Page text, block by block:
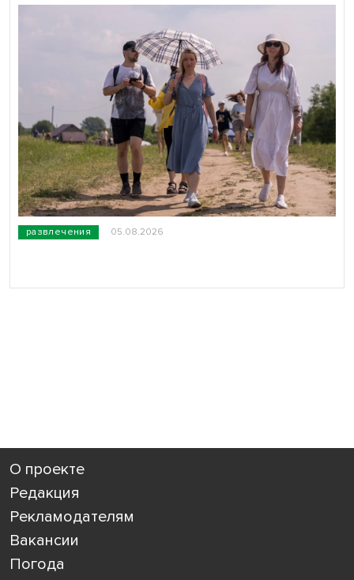
развлечения 05.08.2026
О проекте
Редакция
Рекламодателям
Вакансии
Погода